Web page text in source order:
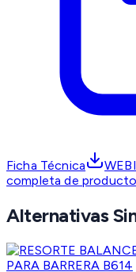
Ficha Técnica
completa de
Alternativas